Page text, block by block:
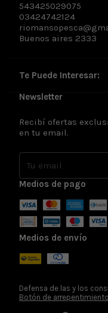
543425029075
03424742124
Buenos aires 2333
Te Puede Interesar:
Newsletter
Recibí ofertas
en tu email.
Medios de pago
Medios de envío
Defensa de las y los
Botón de arrepentimiento